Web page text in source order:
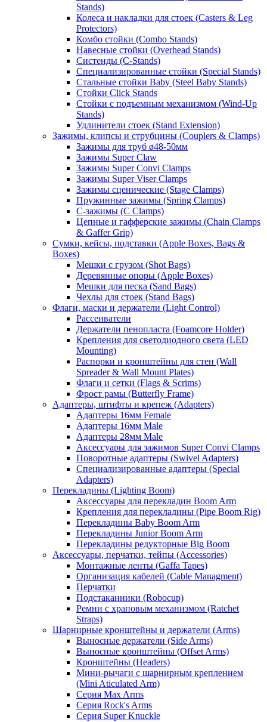
Stands)
Колеса и накладки для стоек (Casters & Leg
Protectors)
Комбо стойки (Combo Stands)
Навесные стойки (Overhead Stands)
Систенды (C-Stands)
Специализированные стойки (Special Stands)
Стальные стойки Baby (Steel Baby Stands)
Стойки Click Stands
Стойки с подъемным механизмом (Wind-Up
Stands)
Удлинители стоек (Stand Extension)
Зажимы, клипсы и струбцины (Couplers & Clamps)
Зажимы для труб ø48-50мм
Зажимы Super Claw
Зажимы Super Convi Clamps
Зажимы Super Viser Clamps
Зажимы сценические (Stage Clamps)
Пружинные зажимы (Spring Clamps)
С-зажимы (C Clamps)
Цепные и гафферские зажимы (Chain Clamps
& Gaffer Grip)
Сумки, кейсы, подставки (Apple Boxes, Bags &
Boxes)
Мешки с грузом (Shot Bags)
Деревянные опоры (Apple Boxes)
Мешки для песка (Sand Bags)
Чехлы для стоек (Stand Bags)
Флаги, маски и держатели (Light Control)
Рассеиватели
Держатели пенопласта (Foamcore Holder)
Крепления для светодиодного света (LED
Mounting)
Распорки и кронштейны для стен (Wall
Spreader & Wall Mount Plates)
Флаги и сетки (Flags & Scrims)
Фрост рамы (Butterfly Frame)
Адаптеры, штифты и крепеж (Adapters)
Адаптеры 16мм Female
Адаптеры 16мм Male
Адаптеры 28мм Male
Аксессуары для зажимов Super Convi Clamps
Поворотные адаптеры (Swivel Adapters)
Специализированные адаптеры (Special
Adapters)
Перекладины (Lighting Boom)
Аксессуары для перекладин Boom Arm
Крепления для перекладины (Pipe Boom Rig)
Перекладины Baby Boom Arm
Перекладины Junior Boom Arm
Перекладины редукторные Big Boom
Аксессуары, перчатки, тейпы (Accessories)
Монтажные ленты (Gaffa Tapes)
Организация кабелей (Cable Managment)
Перчатки
Подстаканники (Robocup)
Ремни с храповым механизмом (Ratchet
Straps)
Шарнирные кронштейны и держатели (Arms)
Выносные держатели (Side Arms)
Выносные кронштейны (Offset Arms)
Кронштейны (Headers)
Мини-рычаги с шарнирным креплением
(Mini Aticulated Arm)
Серия Max Arms
Серия Rock's Arms
Серия Super Knuckle